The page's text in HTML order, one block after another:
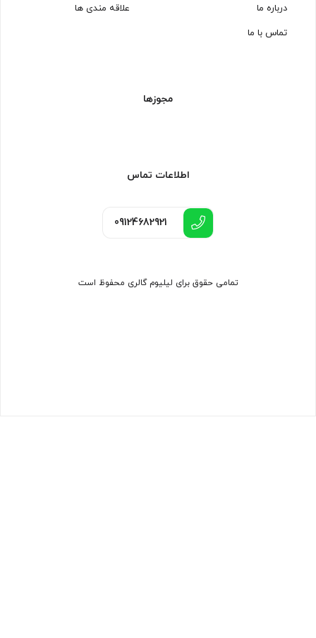
درباره ما
تماس با ما
علاقه مندی ها
مجوزها
اطلاعات تماس
09124682921
تمامی حقوق برای لیلیوم گالری محفوظ است